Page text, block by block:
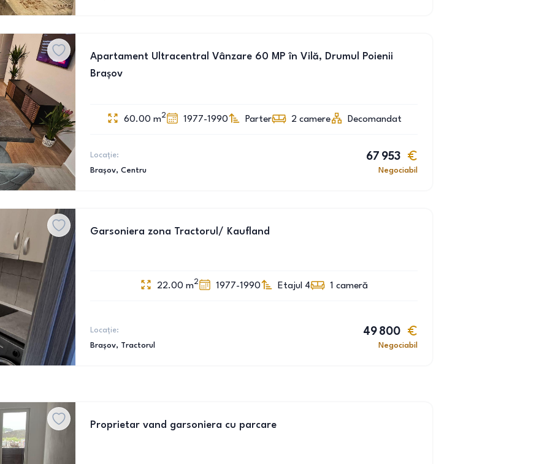
Apartament Ultracentral Vânzare 60 MP în Vilă, Drumul Poienii
Brașov
60.00 m2 1977-1990 Parter 2 camere Decomandat
Locație:
Brașov, Centru
67 953
Negociabil
Garsoniera zona Tractorul/ Kaufland
22.00 m2 1977-1990 Etajul 4 1 cameră
Locație:
Brașov, Tractorul
49 800
Negociabil
Proprietar vand garsoniera cu parcare